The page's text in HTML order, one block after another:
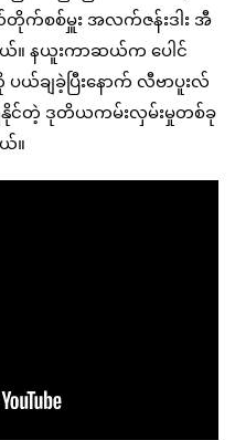
က်စစ်မှူး အလက်ဇန်းဒါး အီ
နယူးကာဆယ်က ပေါင်
ယ်ချခဲ့ပြီးနောက် လီဗာပူးလ်
နိုင်တဲ့ ဒုတိယကမ်းလှမ်းမှုတစ်ခု
။